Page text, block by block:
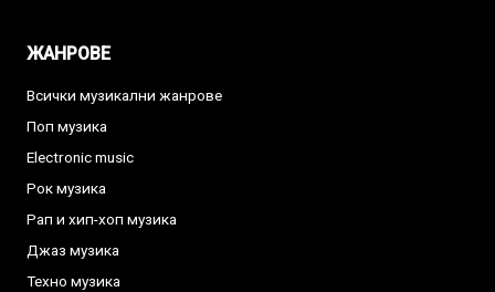
ЖАНРОВЕ
Всички музикални жанрове
Поп музика
Electronic music
Рок музика
Рап и хип-хоп музика
Джаз музика
Техно музика